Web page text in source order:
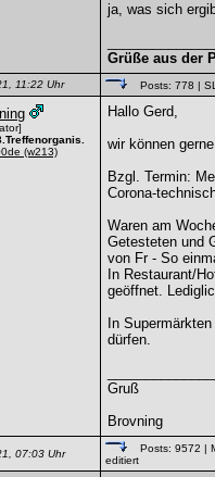
ja, was sich
Grüße aus der
11:22 Uhr Posts: 778 |
(w213)
Hallo Gerd,
wir können
Bzgl. Termin:
Corona-
Waren am
Getesteten und
von Fr - So
In Restaurant/
geöffnet.
In
dürfen.
Gruß
Brovning
07:03 Uhr Posts: 9572 |
editiert